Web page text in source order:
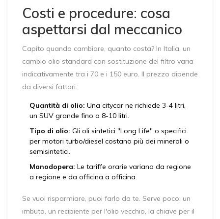
Costi e procedure: cosa
aspettarsi dal meccanico
Capito quando cambiare, quanto costa? In Italia, un
cambio olio standard con sostituzione del filtro varia
indicativamente tra i 70 e i 150 euro. Il prezzo dipende
da diversi fattori:
Quantità di olio: Una citycar ne richiede 3-4 litri,
un SUV grande fino a 8-10 litri.
Tipo di olio: Gli oli sintetici "Long Life" o specifici
per motori turbo/diesel costano più dei minerali o
semisintetici.
Manodopera: Le tariffe orarie variano da regione
a regione e da officina a officina.
Se vuoi risparmiare, puoi farlo da te. Serve poco: un
imbuto, un recipiente per l'olio vecchio, la chiave per il